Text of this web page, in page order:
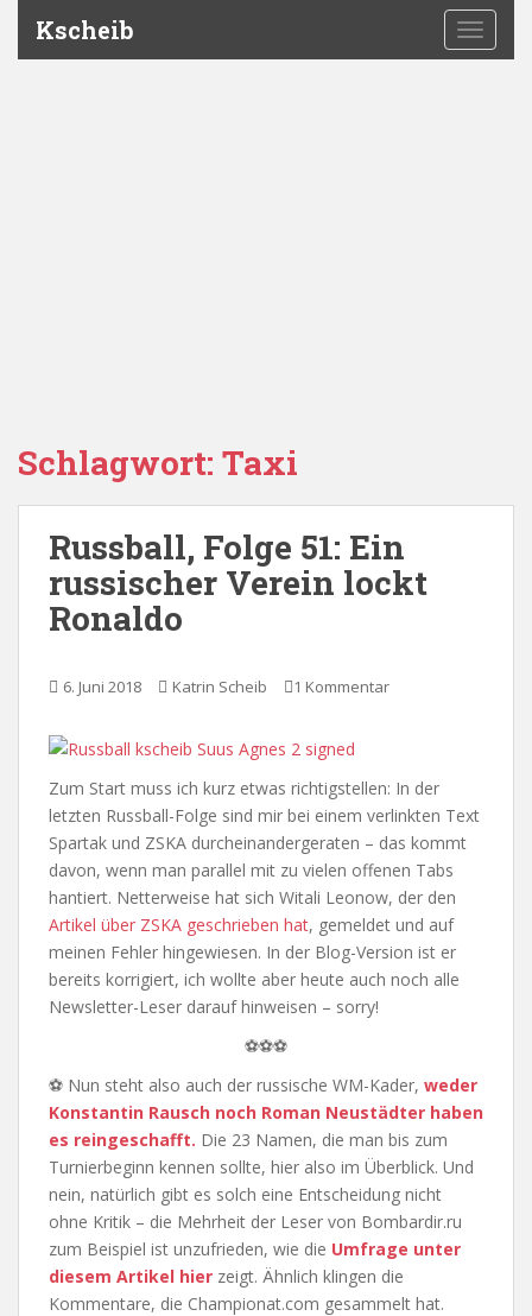
Kscheib
Schlagwort: Taxi
Russball, Folge 51: Ein
russischer Verein lockt
Ronaldo
6. Juni 2018 Katrin Scheib 1 Kommentar
Zum Start muss ich kurz etwas richtigstellen: In der
letzten Russball-Folge sind mir bei einem verlinkten Text
Spartak und ZSKA durcheinandergeraten – das kommt
davon, wenn man parallel mit zu vielen offenen Tabs
hantiert. Netterweise hat sich Witali Leonow, der den
Artikel über ZSKA geschrieben hat, gemeldet und auf
meinen Fehler hingewiesen. In der Blog-Version ist er
bereits korrigiert, ich wollte aber heute auch noch alle
Newsletter-Leser darauf hinweisen – sorry!
⚽⚽⚽
⚽ Nun steht also auch der russische WM-Kader, weder
Konstantin Rausch noch Roman Neustädter haben
es reingeschafft. Die 23 Namen, die man bis zum
Turnierbeginn kennen sollte, hier also im Überblick. Und
nein, natürlich gibt es solch eine Entscheidung nicht
ohne Kritik – die Mehrheit der Leser von Bombardir.ru
zum Beispiel ist unzufrieden, wie die Umfrage unter
diesem Artikel hier zeigt. Ähnlich klingen die
Kommentare, die Championat.com gesammelt hat.